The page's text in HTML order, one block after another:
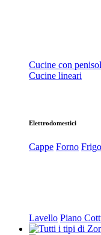
Cucine con
Cucine lineari
Elettrodomestici
Cappe Forno
Lavello Piano